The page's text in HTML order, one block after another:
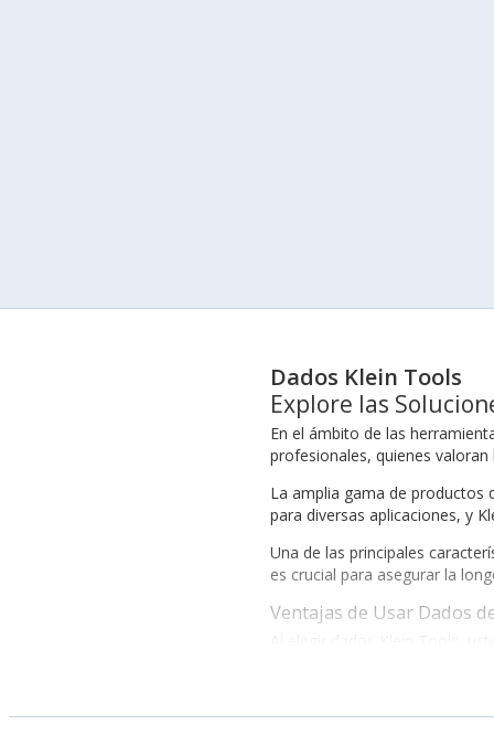
Dados Klein Tools
Explore las
En el ámbito de las
profesionales, quienes
La amplia gama de productos
para diversas aplicaciones, y
Una de las principales
es crucial para asegurar la
Ventajas de Usar Dados
Variedad en las medidas para